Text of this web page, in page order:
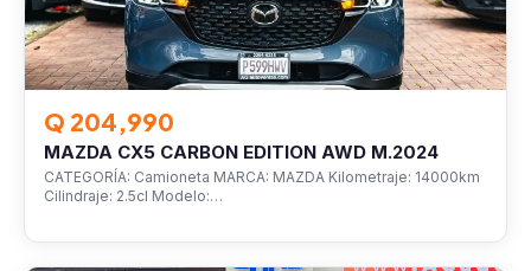
Q 204,990
MAZDA CX5 CARBON EDITION AWD M.2024
CATEGORÍA: Camioneta MARCA: MAZDA Kilometraje: 14000km
Cilindraje: 2.5cl Modelo:…